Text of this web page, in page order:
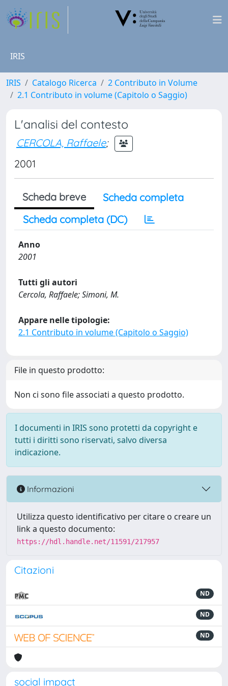
IRIS
IRIS Catalogo Ricerca
2 Contributo in Volume
2.1 Contributo in volume (Capitolo o Saggio)
L'analisi del contesto
CERCOLA, Raffaele;
2001
Scheda breve
Scheda completa
Scheda completa (DC)
Anno
2001
Tutti gli autori
Cercola, Raffaele; Simoni, M.
Appare nelle tipologie:
2.1 Contributo in volume (Capitolo o Saggio)
File in questo prodotto:
Non ci sono file associati a questo prodotto.
I documenti in IRIS sono protetti da copyright e
tutti i diritti sono riservati, salvo diversa
indicazione.
Informazioni
Utilizza questo identificativo per citare o creare un
link a questo documento:
https://hdl.handle.net/11591/217957
Citazioni
ND
ND
ND
social impact